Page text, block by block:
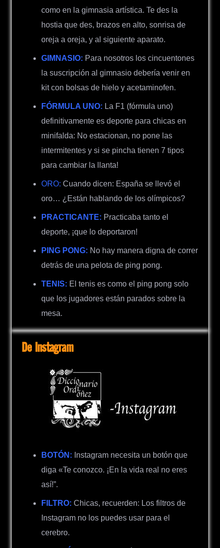
como en la gimnasia artística. Te des la
hostia que des, brazos en alto, sonrisa de
oreja a oreja, y al siguiente aparato.
GIMNASIO: Para nosotros los cincuentones
la suscripción al gimnasio debería venir en
kit con bolsas de hielo y acetaminofen.
FÓRMULA UNO: La F1 (fórmula uno)
definitivamente es deporte para chicas en
minifalda: No estacionan, no pone las
intermitentes y si se pincha tienen 7 tipos
para cambiar la llanta!
ORO: Cuando dicen: España se llevó el
oro… ¿Están hablando de los olímpicos?
PRACTICANTE: Practicaba tanto el
deporte, ¡que lo deportaron!
PING PONG: No hay manera digna de correr
detrás de una pelota de ping pong.
TENIS: El tenis es como el ping pong solo
que los jugadores están parados sobre la
mesa.
De Instagram
BOTÓN: Instagram necesita un botón que
diga «Te conozco. ¡En la vida real no eres
así!”.
FILTRO: Chicas, recuerden: Los filtros de
Instagram no los puedes usar para el
cerebro.